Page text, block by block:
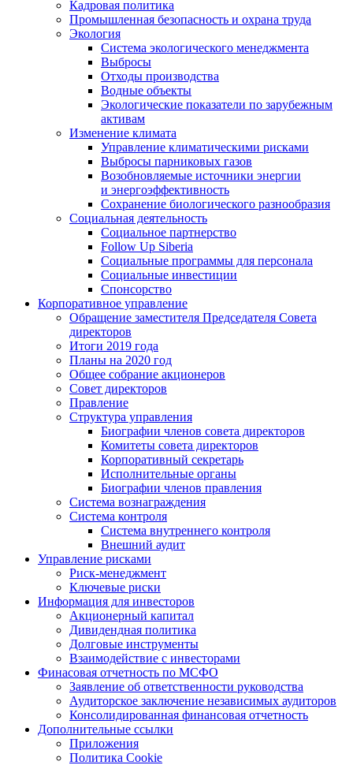
Кадровая политика
Промышленная безопасность и охрана труда
Экология
Система экологического менеджмента
Выбросы
Отходы производства
Водные объекты
Экологические показатели по зарубежным
активам
Изменение климата
Управление климатическими рисками
Выбросы парниковых газов
Возобновляемые источники энергии
и энергоэффективность
Сохранение биологического разнообразия
Социальная деятельность
Социальное партнерство
Follow Up Siberia
Социальные программы для персонала
Социальные инвестиции
Спонсорство
Корпоративное управление
Обращение заместителя Председателя Совета
директоров
Итоги 2019 года
Планы на 2020 год
Общее собрание акционеров
Совет директоров
Правление
Структура управления
Биографии членов совета директоров
Комитеты совета директоров
Корпоративный секретарь
Исполнительные органы
Биографии членов правления
Система вознаграждения
Система контроля
Система внутреннего контроля
Внешний аудит
Управление рисками
Риск-менеджмент
Ключевые риски
Информация для инвесторов
Акционерный капитал
Дивидендная политика
Долговые инструменты
Взаимодействие с инвеcторами
Финасовая отчетность по МСФО
Заявление об ответственности руководства
Аудиторское заключение независимых аудиторов
Консолидированная финансовая отчетность
Дополнительные ссылки
Приложения
Политика Cookie